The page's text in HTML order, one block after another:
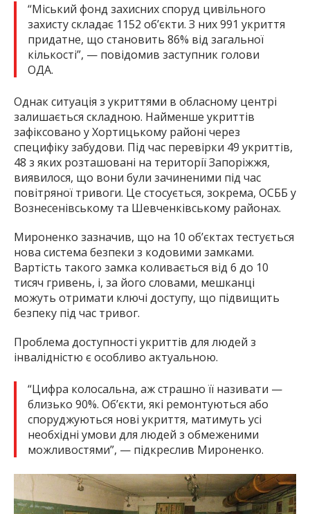
“Міський фонд захисних споруд цивільного
захисту складає 1152 об’єкти. З них 991 укриття
придатне, що становить 86% від загальної
кількості”, — повідомив заступник голови
ОДА.
Однак ситуація з укриттями в обласному центрі
залишається складною. Найменше укриттів
зафіксовано у Хортицькому районі через
специфіку забудови. Під час перевірки 49 укриттів,
48 з яких розташовані на території Запоріжжя,
виявилося, що вони були зачиненими під час
повітряної тривоги. Це стосується, зокрема, ОСББ у
Вознесенівському та Шевченківському районах.
Мироненко зазначив, що на 10 об’єктах тестується
нова система безпеки з кодовими замками.
Вартість такого замка коливається від 6 до 10
тисяч гривень, і, за його словами, мешканці
можуть отримати ключі доступу, що підвищить
безпеку під час тривог.
Проблема доступності укриттів для людей з
інвалідністю є особливо актуальною.
“Цифра колосальна, аж страшно її називати —
близько 90%. Об’єкти, які ремонтуються або
споруджуються нові укриття, матимуть усі
необхідні умови для людей з обмеженими
можливостями”, — підкреслив Мироненко.